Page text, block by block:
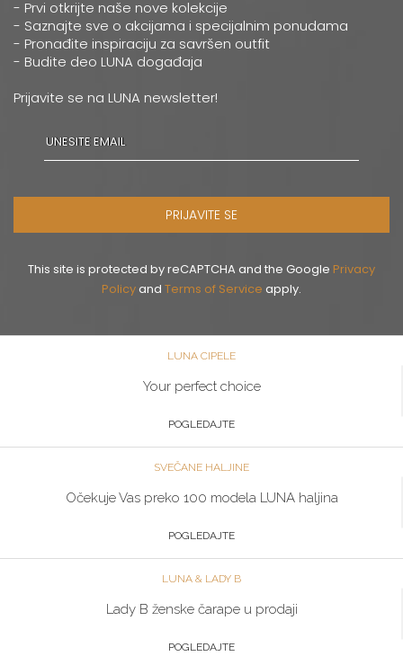
- Prvi otkrijte naše nove kolekcije
- Saznajte sve o akcijama i specijalnim ponudama
- Pronađite inspiraciju za savršen outfit
- Budite deo LUNA događaja
Prijavite se na LUNA newsletter!
PRIJAVITE SE
This site is protected by reCAPTCHA and the Google Privacy
Policyand Terms of Service apply.
LUNA CIPELE
Your perfect choice
POGLEDAJTE
SVEČANE HALJINE
Očekuje Vas preko 100 modela LUNA haljina
POGLEDAJTE
LUNA & LADY B
Lady B ženske čarape u prodaji
POGLEDAJTE